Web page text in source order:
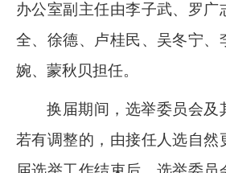
办公室副主任由李子武、罗广
全、徐德、卢桂民、吴冬宁、
婉、蒙秋贝担任。
换届期间，选举委员会及
若有调整的，由接任人选自然